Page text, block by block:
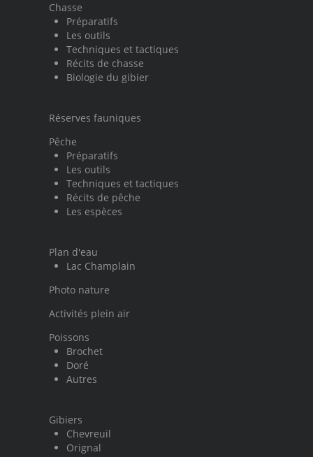
Chasse
Préparatifs
Les outils
Techniques et tactiques
Récits de chasse
Biologie du gibier
Réserves fauniques
Pêche
Préparatifs
Les outils
Techniques et tactiques
Récits de pêche
Les espèces
Plan d'eau
Lac Champlain
Photo nature
Activités plein air
Poissons
Brochet
Doré
Autres
Gibiers
Chevreuil
Orignal